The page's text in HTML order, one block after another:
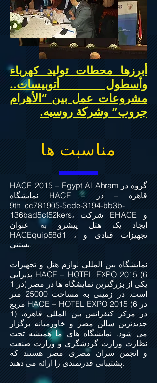
أبرزها محطات تولید کهرباء
وأسطول أتوبیسات..
مشروعات عمل بین “الأهرام
جروب” وشركة روسیه.
مناسبت ها
HACE 2015 – Egypt Al Ahram گروه در
نمایشگاه HACE – قاهره – در
9th_cc781905-5cde-3194-bb3b-
136bad5cf52kers، شرکت EHACE و
ایجاد یک هتل پیشرو به عنوان
HACEquip58d1 ، تجهیزات قنادی و
بستنی.
نمایشگاه بین المللی لوازم هتل و تجهیزات
پذیرایی HACE – HOTEL EXPO 2015 (6
در 1) یکی از بزرگترین نمایشگاه ها در مصر
است. در زمینی به مساحت 25000 متر
مربع HACE – HOTEL EXPO 2015 (6 در
1) در مرکز کنفرانس بین المللی قاهره،
جدیدترین سالن مصر و خاورمیانه برگزار
می شود. نمایشگاه های ما همیشه تحت
نظارت وزارت گردشگری و وزارت صنعت
و انجمن سران مصری مصر هستند که
پشتیبانی قدرتمندی را ارائه می دهند.